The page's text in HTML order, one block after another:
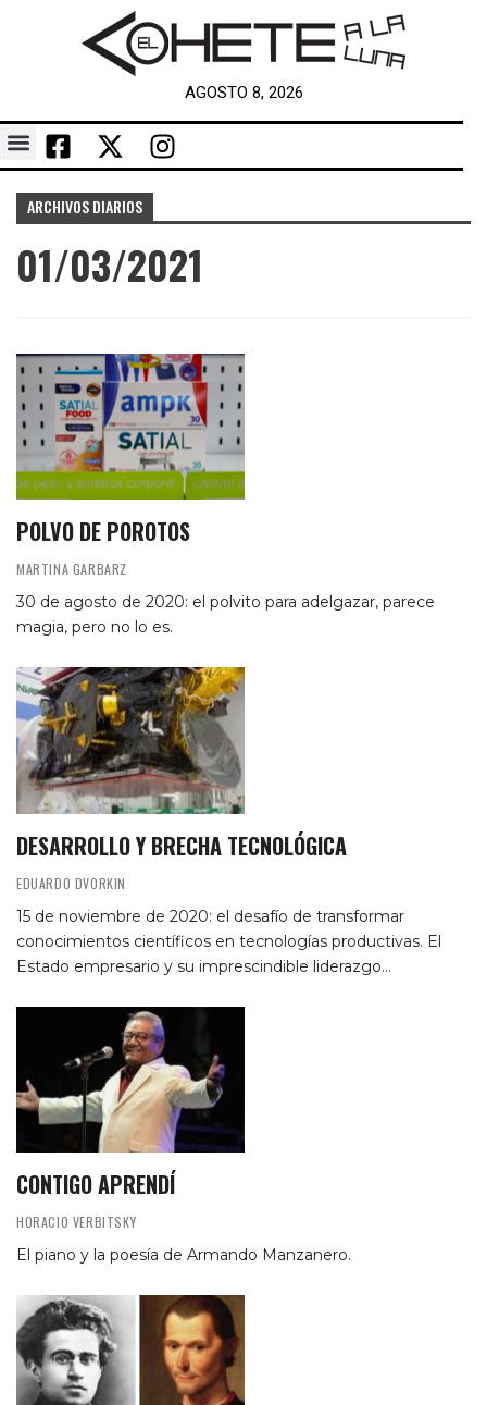
AGOSTO 8, 2026
ARCHIVOS DIARIOS
01/03/2021
POLVO DE POROTOS
MARTINA GARBARZ
30 de agosto de 2020: el polvito para adelgazar, parece
magia, pero no lo es.
DESARROLLO Y BRECHA TECNOLÓGICA
EDUARDO DVORKIN
15 de noviembre de 2020: el desafío de transformar
conocimientos científicos en tecnologías productivas. El
Estado empresario y su imprescindible liderazgo…
CONTIGO APRENDÍ
HORACIO VERBITSKY
El piano y la poesía de Armando Manzanero.